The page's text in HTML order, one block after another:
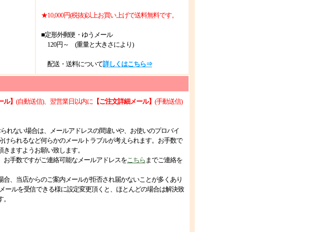
★10,000円(税抜)以上お買い上げで送料無料です。
■定形外郵便・ゆうメール
120円～ (重量と大きさにより)
配送・送料について詳しくはこちら⇒
】 (自動送信)、翌営業日以内に 【ご注文詳細メール】 (手動送信)
れない場合は、メールアドレスの間違いや、お使いのプロバイ
られるなど何らかのメールトラブルが考えられます。お手数で
ますようお願い致します。
手数ですがご連絡可能なメールアドレスをこちら までご連絡を
合、当店からのご案内メールが拒否され届かないことが多くあり
ールを受信できる様に設定変更頂くと、ほとんどの場合は解決致